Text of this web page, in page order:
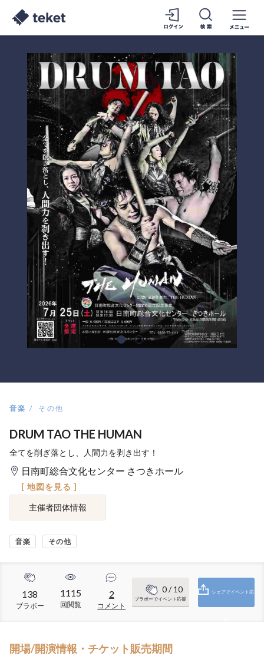
音楽 その他
DRUM TAO THE HUMAN
全てを削ぎ落とし、人間力を剥き出す！
日南町総合文化センター さつきホール
[ 地図を見る ]
主催者団体情報
音楽 その他
138
ブラボー
1115
回閲覧
2
コメント
0/ 10
ブラボーでイベント応援
シェアでイベント応
開場/開演情報・チケット販売期間